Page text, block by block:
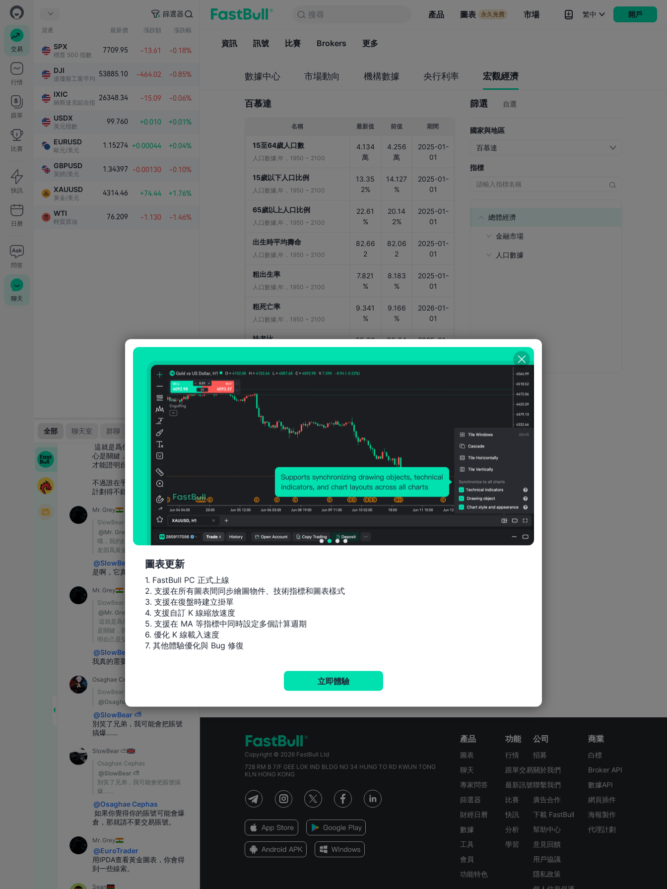
交易
行情
跟單
比賽
快訊
日曆
問答
聊天
篩選器
資產 最新價 漲跌額 漲跌幅
SPX
標普 500 指數
7709.95 -13.61 -0.18%
DJI
道瓊斯工業平均指數
53885.10 -464.02 -0.85%
IXIC
納斯達克綜合指數
26348.34 -15.09 -0.06%
USDX
美元指數
99.760 +0.010 +0.01%
EURUSD
歐元/美元
1.15274 +0.00044 +0.04%
GBPUSD
英鎊/美元
1.34397 -0.00130 -0.10%
XAUUSD
黃金/美元
4314.46 +74.44 +1.76%
WTI
輕質原油
76.209 -1.130 -1.46%
搜尋 產品 圖表 永久免費 市場
資訊 訊號
繁中 開戶
搜尋
資訊 訊號 比賽 Brokers 更多
數據中心 市場動向 機構數據 央行利率 宏觀經濟
百慕達
名稱 最新值 前值 期間
15至64歲人口數
人口數據,年，1950 ~ 2100
4.134
萬
4.256
萬
2025-01-
01
15歲以下人口比例
人口數據,年，1950 ~ 2100
13.35
2%
14.127
%
2025-01-
01
65歲以上人口比例
人口數據,年，1950 ~ 2100
22.61
%
20.14
2%
2025-01-
01
出生時平均壽命
人口數據,年，1950 ~ 2100
82.66
2
82.06
2
2025-01-
01
粗出生率
人口數據,年，1950 ~ 2100
7.821
%
8.183
%
2025-01-
01
粗死亡率
人口數據,年，1950 ~ 2100
9.341
%
9.166
%
2026-01-
01
扶老比
35.30
30.64
2025-01-
扶幼比
20.85
扶養比
人口數據,年，1950 ~ 2100
45.98
6
人口成長率
人口數據,年，1950 ~ 2100
-0.14
4%
-0.07
6%
2025-01-
01
人口自然成長率
人口數據,年，1950 ~ 2100
-1.34
5%
-0.58
9%
2025-01-
01
人口數據,年，1950 ~ 2100
3%
01
篩選 自選
國家與地區
百慕達
指標
總體經濟
金融市場
國際投資淨頭寸
人口數據
出生時平均壽命
粗死亡率
扶老比
扶幼比
扶養比
人口淨遷移率
人口自然成長率
生育率
總人口數
Copyright © 2026 FastBull Ltd
728 RM B 7/F GEE LOK IND BLDG NO 34 HUNG TO RD KWUN TONG
KLN HONG KONG
產品
圖表
聊天
專家問答
篩選器
財經日曆
數據
工具
會員
功能特色
功能
行情
跟單交易
最新訊號
比賽
快訊
分析
學習
公司
招募
關於我們
聯繫我們
廣告合作
下載 FastBull
幫助中心
意見回饋
用戶協議
隱私政策
商業
白標
Broker API
數據API
網頁插件
海報製作
代理計劃
圖表更新
1. FastBull PC 正式上線
2. 支援在所有圖表間同步繪圖物件、技術指標和圖表樣式
3. 支援在復盤時建立掛單
4. 支援自訂 K 線縮放速度
5. 支援在 MA 等指標中同時設定多個計算週期
6. 優化 K 線載入速度
7. 其他體驗優化與 Bug 修復
立即體驗